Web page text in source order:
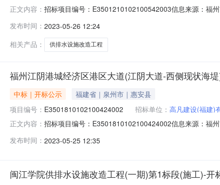
正文内容： 招标项目编号：E3501210102100542003信息来源：福
情况记录表二开标情况记录表三签章打印闽江学院供排
发布时间： 2023-05-26 12:24
相关产品：
供排水设施改造工程
福州江阴港城经济区港区大道(江阴大道-西侧现状海
中标｜开标公示
福建省｜泉州市｜惠安县
项目编号： E3501810102100424002 招标单位： 高凡建设(福建)
正文内容： 招标项目编号：E3501810102100424002信息来源：福
间2023-05-2409:00开标记录内容开标情况记录表二开标
发布时间： 2023-05-25 12:35
闽江学院供排水设施改造工程(一期)第1标段(施工)-开